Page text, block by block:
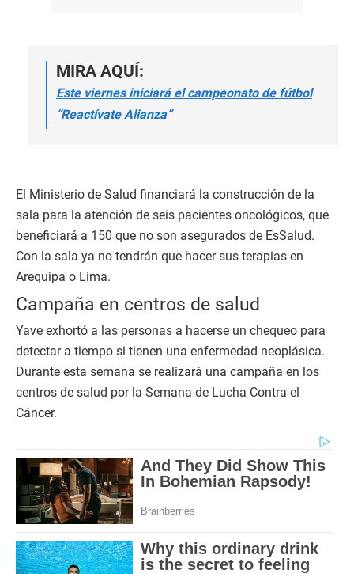
MIRA AQUÍ:
Este viernes iniciará el campeonato de fútbol
“Reactívate Alianza”
El Ministerio de Salud financiará la construcción de la
sala para la atención de seis pacientes oncológicos, que
beneficiará a 150 que no son asegurados de EsSalud.
Con la sala ya no tendrán que hacer sus terapias en
Arequipa o Lima.
Campaña en centros de salud
Yave exhortó a las personas a hacerse un chequeo para
detectar a tiempo si tienen una enfermedad neoplásica.
Durante esta semana se realizará una campaña en los
centros de salud por la Semana de Lucha Contra el
Cáncer.